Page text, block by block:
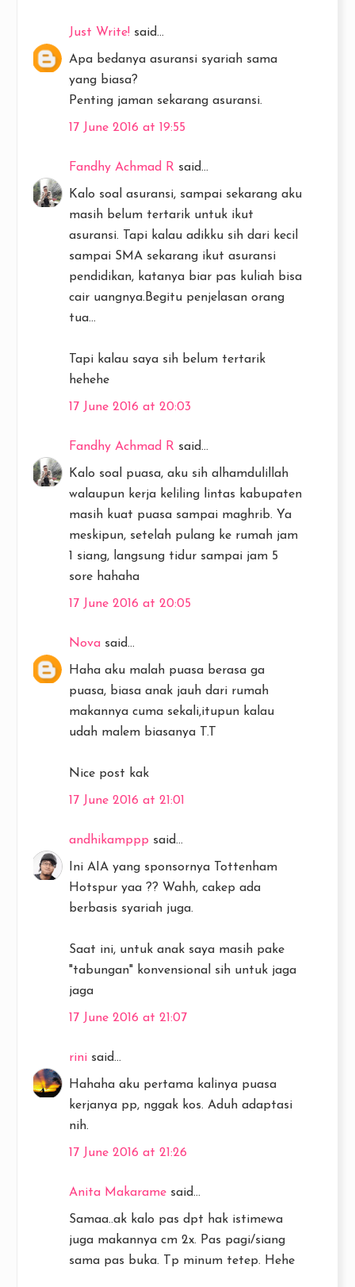
Just Write! said...
Apa bedanya asuransi syariah sama
yang biasa?
Penting jaman sekarang asuransi.
17 June 2016 at 19:55
Fandhy Achmad R said...
Kalo soal asuransi, sampai sekarang aku
masih belum tertarik untuk ikut
asuransi. Tapi kalau adikku sih dari kecil
sampai SMA sekarang ikut asuransi
pendidikan, katanya biar pas kuliah bisa
cair uangnya.Begitu penjelasan orang
tua...
Tapi kalau saya sih belum tertarik
hehehe
17 June 2016 at 20:03
Fandhy Achmad R said...
Kalo soal puasa, aku sih alhamdulillah
walaupun kerja keliling lintas kabupaten
masih kuat puasa sampai maghrib. Ya
meskipun, setelah pulang ke rumah jam
1 siang, langsung tidur sampai jam 5
sore hahaha
17 June 2016 at 20:05
Nova said...
Haha aku malah puasa berasa ga
puasa, biasa anak jauh dari rumah
makannya cuma sekali,itupun kalau
udah malem biasanya T.T
Nice post kak
17 June 2016 at 21:01
andhikamppp said...
Ini AIA yang sponsornya Tottenham
Hotspur yaa ?? Wahh, cakep ada
berbasis syariah juga.
Saat ini, untuk anak saya masih pake
"tabungan" konvensional sih untuk jaga
jaga
17 June 2016 at 21:07
rini said...
Hahaha aku pertama kalinya puasa
kerjanya pp, nggak kos. Aduh adaptasi
nih.
17 June 2016 at 21:26
Anita Makarame said...
Samaa..ak kalo pas dpt hak istimewa
juga makannya cm 2x. Pas pagi/siang
sama pas buka. Tp minum tetep. Hehe